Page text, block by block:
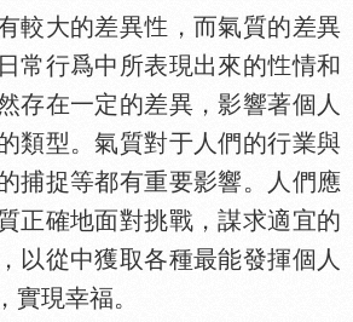
大的差異
，而氣質的差異
常行爲中所表現出來的
情和
存在一定的差異，影響著個人
類型。氣質對于人們的行業與
捕捉等都有重要影響。人們應
正確地面對挑戰，謀求適宜的
以從中獲取各種最能發揮個人
實現幸福。